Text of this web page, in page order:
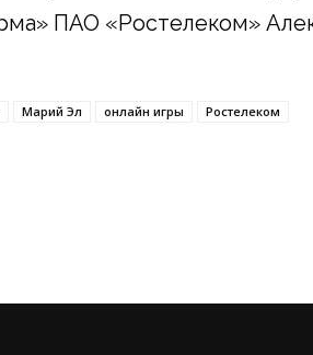
ПАО «Ростелеком»
Марий Эл онлайн игры Ростелеком